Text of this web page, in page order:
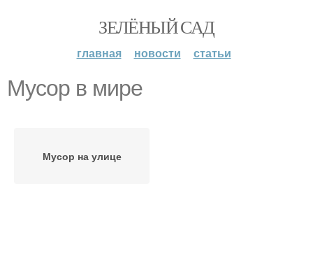
ЗЕЛЁНЫЙ САД
главная новости статьи
Мусор в мире
Мусор на улице